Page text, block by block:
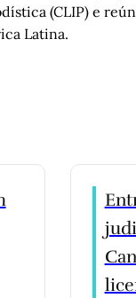
(CLIP) e
Latina.